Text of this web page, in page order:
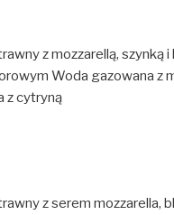
z mozzarellą, szynką
Woda gazowana z
z cytryną
z serem mozzarella,